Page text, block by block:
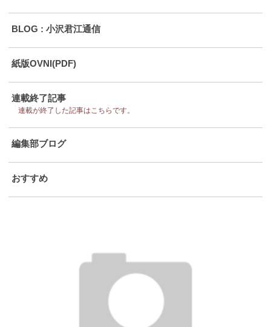
BLOG : 小沢君江通信
紙版OVNI(PDF)
連載終了記事
連載が終了した記事はこちらです。
編集部ブログ
おすすめ